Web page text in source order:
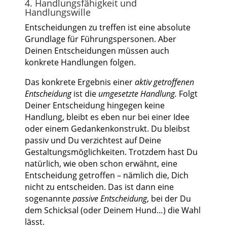
4. Handlungsfähigkeit und
Handlungswille
Entscheidungen zu treffen ist eine absolute
Grundlage für Führungspersonen. Aber
Deinen Entscheidungen müssen auch
konkrete Handlungen folgen.
Das konkrete Ergebnis eineraktiv getroffenen
Entscheidungist die umgesetzte Handlung. Folgt
Deiner Entscheidung hingegen keine
Handlung, bleibt es eben nur bei einer Idee
oder einem Gedankenkonstrukt. Du bleibst
passiv und Du verzichtest auf Deine
Gestaltungsmöglichkeiten. Trotzdem hast Du
natürlich, wie oben schon erwähnt, eine
Entscheidung getroffen – nämlich die, Dich
nicht zu entscheiden. Das ist dann eine
sogenanntepassive Entscheidung, bei der Du
dem Schicksal (oder Deinem Hund…) die Wahl
lässt.